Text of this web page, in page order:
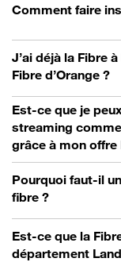
Comment faire
J’ai déjà la Fibre
Fibre d’Orange ?
Est-ce que je
streaming
grâce à mon offre
Pourquoi faut-il
fibre ?
Est-ce que la
département